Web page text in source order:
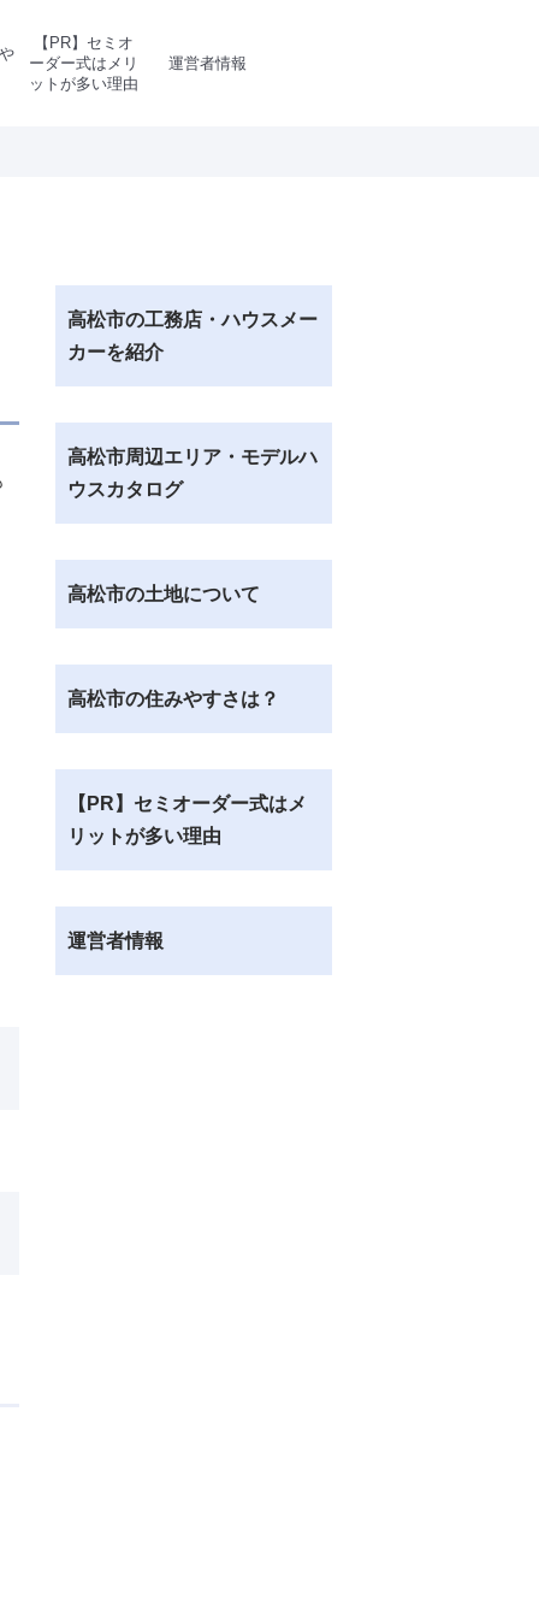
【PR】セミオ
ーダー式はメリ
ットが多い理由
運営者情報
高松市の工務店・ハウスメー
カーを紹介
高松市周辺エリア・モデルハ
ウスカタログ
高松市の土地について
高松市の住みやすさは？
【PR】セミオーダー式はメ
リットが多い理由
運営者情報